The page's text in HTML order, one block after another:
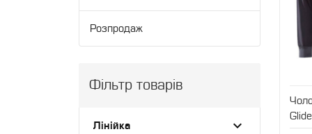
Розпродаж
Фільтр товарів
Лінійка